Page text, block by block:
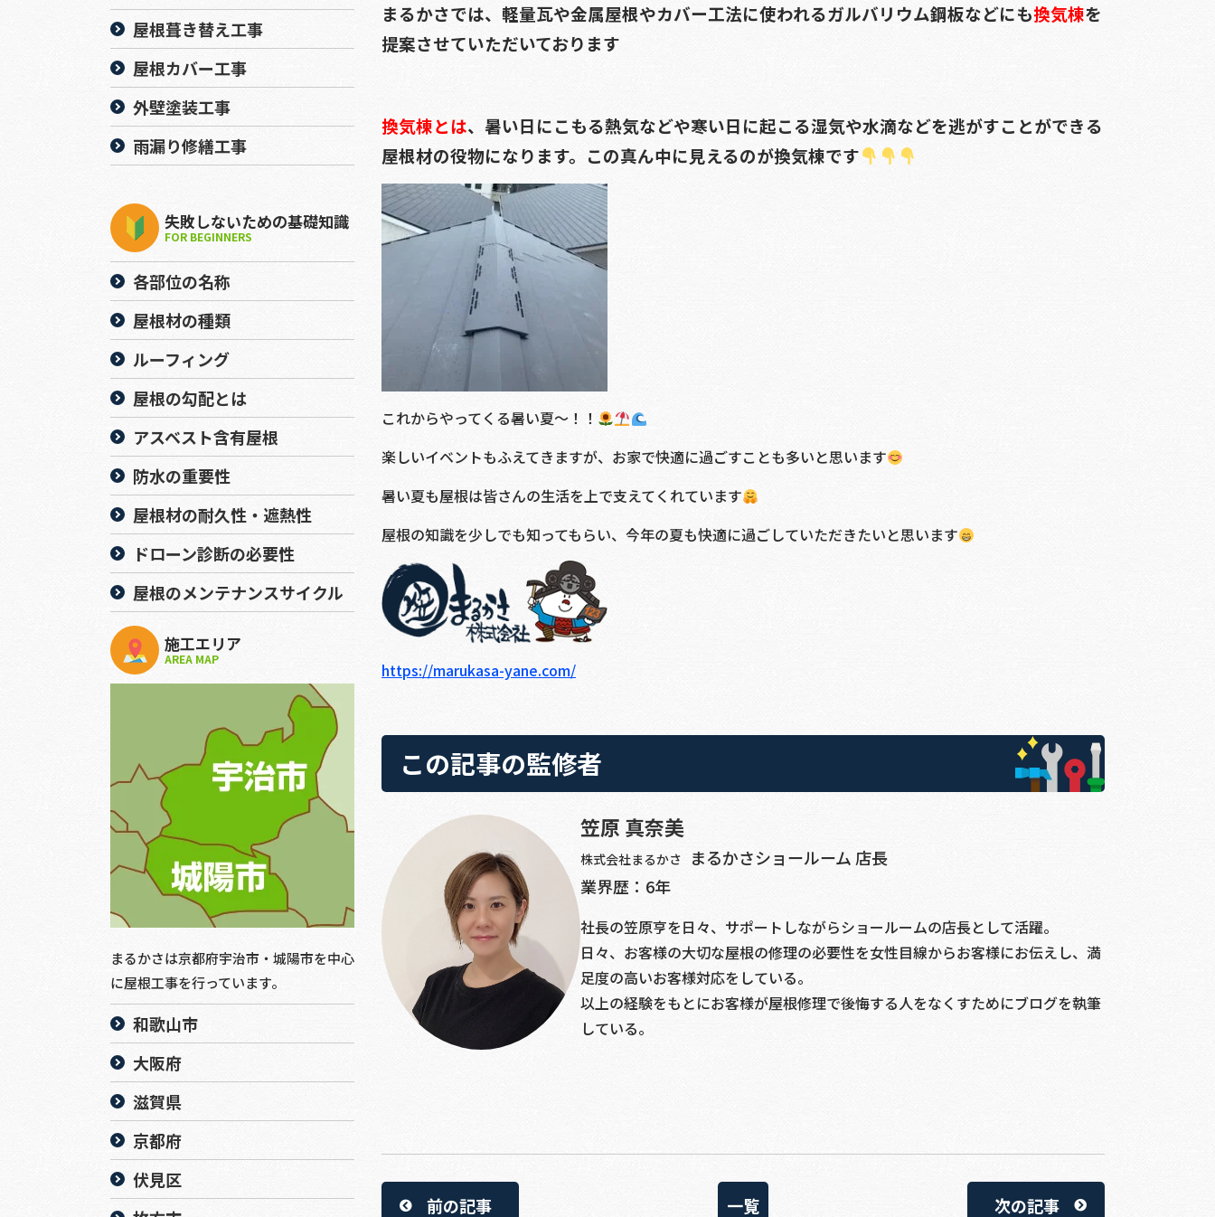
まるかさでは、軽量瓦や金属屋根やカバー工法に使われるガルバリウム鋼板などにも換気棟を
提案させていただいております
換気棟とは、暑い日にこもる熱気などや寒い日に起こる湿気や水滴などを逃がすことができる
屋根材の役物になります。この真ん中に見えるのが換気棟です
これからやってくる暑い夏～！！
楽しいイベントもふえてきますが、お家で快適に過ごすことも多いと思います
暑い夏も屋根は皆さんの生活を上で支えてくれています
屋根の知識を少しでも知ってもらい、今年の夏も快適に過ごしていただきたいと思います
https://marukasa-yane.com/
この記事の監修者
笠原 真奈美
株式会社まるかさ
まるかさショールーム 店長
業界歴：6年
社長の笠原亨を日々、サポートしながらショールームの店長として活躍。
日々、お客様の大切な屋根の修理の必要性を女性目線からお客様にお伝えし、満
足度の高いお客様対応をしている。
以上の経験をもとにお客様が屋根修理で後悔する人をなくすためにブログを執筆
している。
前の記事 一覧 次の記事
屋根葺き替え工事
屋根カバー工事
外壁塗装工事
雨漏り修繕工事
失敗しないための基礎知識
FOR BEGINNERS
各部位の名称
屋根材の種類
ルーフィング
屋根の勾配とは
アスベスト含有屋根
防水の重要性
屋根材の耐久性・遮熱性
ドローン診断の必要性
屋根のメンテナンスサイクル
施工エリア
AREA MAP
まるかさは京都府宇治市・城陽市を中心
に屋根工事を行っています。
和歌山市
大阪府
滋賀県
京都府
伏見区